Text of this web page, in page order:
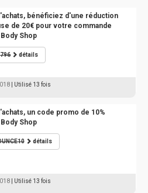
bénéficiez d'une réduction
de 20€ pour votre commande
Shop
détails
| Utilisé 13 fois
un code promo de 10%
Shop
détails
| Utilisé 13 fois